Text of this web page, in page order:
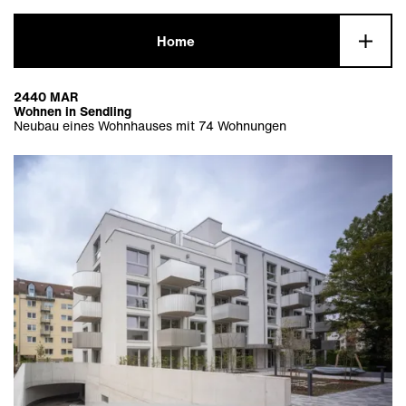
Home
Wohnungsbau
Büro und Gewerbe
Bauen im Bestand
Alles
Städtebau
Gutachten und Studien
Alles
Ausstellungen
Aktuell
2440 MAR
Wohnen in Sendling
Neubau eines Wohnhauses mit 74 Wohnungen